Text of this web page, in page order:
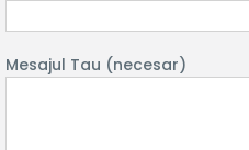
Mesajul Tau (necesar)